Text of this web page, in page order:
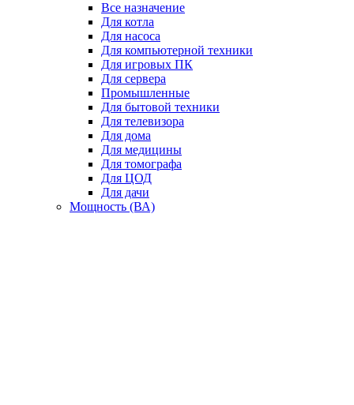
Все назначение
Для котла
Для насоса
Для компьютерной техники
Для игровых ПК
Для сервера
Промышленные
Для бытовой техники
Для телевизора
Для дома
Для медицины
Для томографа
Для ЦОД
Для дачи
Мощность (ВА)